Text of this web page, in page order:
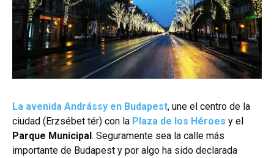
La avenida Andrássy en Budapest, une el centro de la
ciudad (Erzsébet tér) con la Plaza de los Héroes y el
Parque Municipal. Seguramente sea la calle más
importante de Budapest y por algo ha sido declarada